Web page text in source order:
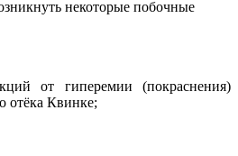
некоторые побочные
от гиперемии (покраснения)
отёка Квинке;